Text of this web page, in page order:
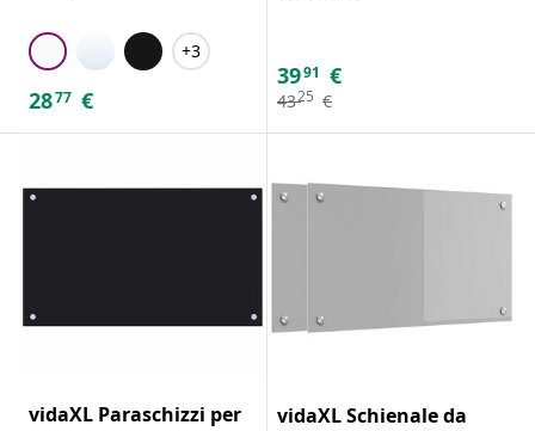
+3
2877 €
3991 €
4325 €
vidaXL Paraschizzi per
vidaXL Schienale da